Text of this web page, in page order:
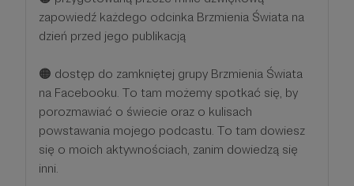
zapowiedź każdego odcinka Brzmienia Świata na
dzień przed jego publikacją
🟠 dostęp do zamkniętej grupy Brzmienia Świata
na Facebooku. To tam możemy spotkać się, by
porozmawiać o świecie oraz o kulisach
powstawania mojego podcastu. To tam dowiesz
się o moich aktywnościach, zanim dowiedzą się
inni.